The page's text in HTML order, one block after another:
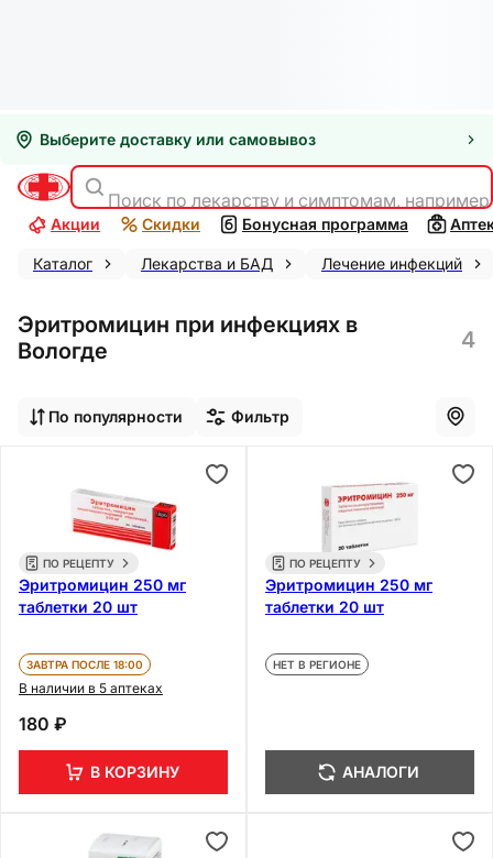
Выберите доставку или самовывоз
Поиск по лекарству и симптомам,
Акции Скидки Бонусная программа
Каталог Лекарства и БАД Лечение инфекций
Эритромицин при инфекциях в
Вологде
4
По популярности Фильтр
ПО РЕЦЕПТУ
Эритромицин 250 мг
таблетки 20 шт
ЗАВТРА ПОСЛЕ 18:00
В наличии в 5 аптеках
180 ₽
В КОРЗИНУ
ПО РЕЦЕПТУ
Эритромицин 250 мг
таблетки 20 шт
НЕТ В РЕГИОНЕ
АНАЛОГИ